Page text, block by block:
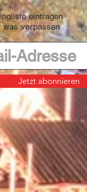
eintragen
was verpassen
Jetzt abonnieren